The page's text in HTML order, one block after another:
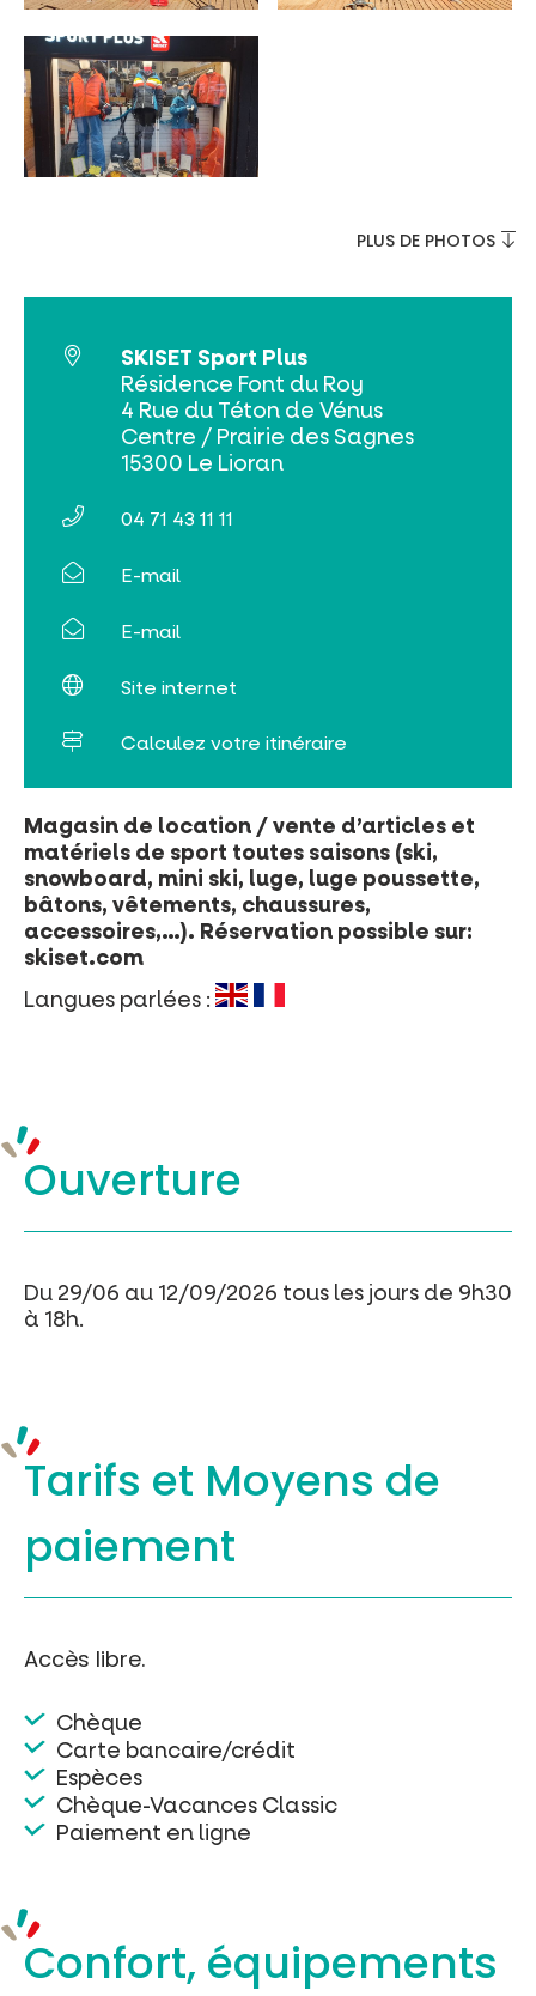
AGENDA
PLUS DE PHOTOS
Magasin de location / vente d’articles et
matériels de sport toutes saisons (ski,
snowboard, mini ski, luge, luge poussette,
bâtons, vêtements, chaussures,
accessoires,…). Réservation possible sur:
skiset.com
Langues parlées :
Ouverture
Du 29/06 au 12/09/2026 tous les jours de 9h30
à 18h.
Tarifs et Moyens de
paiement
Accès libre.
Chèque
Carte bancaire/crédit
Espèces
Chèque-Vacances Classic
Paiement en ligne
Confort, équipements
SKISET Sport Plus
Résidence Font du Roy
4 Rue du Téton de Vénus
Centre / Prairie des Sagnes
15300 Le Lioran
04 71 43 11 11
E-mail
E-mail
Site internet
Calculez votre itinéraire